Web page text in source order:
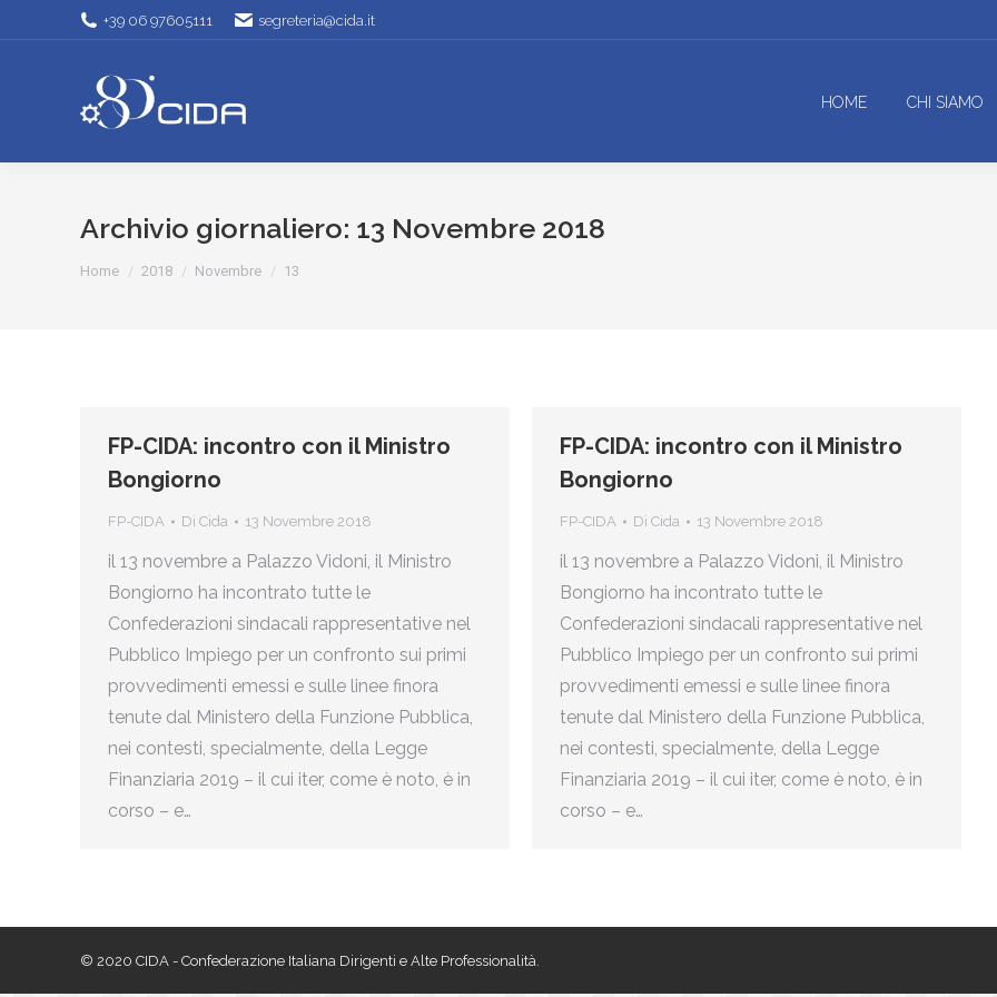
+39 06 97605111 segreteria@cida.it
HOME CHI SIAMO
Archivio giornaliero: 13 Novembre 2018
Tu sei qui:
Home 2018 Novembre 13
FP-CIDA: incontro con il Ministro
Bongiorno
FP-CIDA Di Cida 13 Novembre 2018
il 13 novembre a Palazzo Vidoni, il Ministro
Bongiorno ha incontrato tutte le
Confederazioni sindacali rappresentative nel
Pubblico Impiego per un confronto sui primi
provvedimenti emessi e sulle linee finora
tenute dal Ministero della Funzione Pubblica,
nei contesti, specialmente, della Legge
Finanziaria 2019 – il cui iter, come è noto, è in
corso – e…
FP-CIDA: incontro con il Ministro
Bongiorno
FP-CIDA Di Cida 13 Novembre 2018
il 13 novembre a Palazzo Vidoni, il Ministro
Bongiorno ha incontrato tutte le
Confederazioni sindacali rappresentative nel
Pubblico Impiego per un confronto sui primi
provvedimenti emessi e sulle linee finora
tenute dal Ministero della Funzione Pubblica,
nei contesti, specialmente, della Legge
Finanziaria 2019 – il cui iter, come è noto, è in
corso – e…
© 2020 CIDA - Confederazione Italiana Dirigenti e Alte Professionalità.